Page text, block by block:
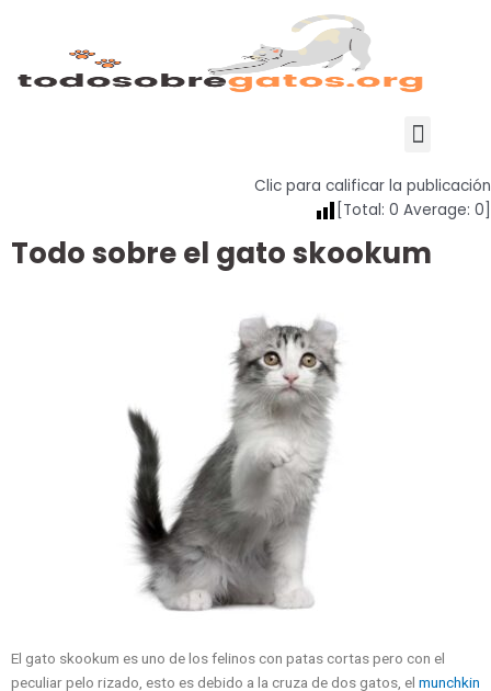
contenido
Menu
Clic para calificar la publicación
[Total: 0 Average: 0
Todo sobre el gato skookum
El gato skookum es uno de los felinos con patas cortas pero con el
peculiar pelo rizado, esto es debido a la cruza de dos gatos, el munchkin